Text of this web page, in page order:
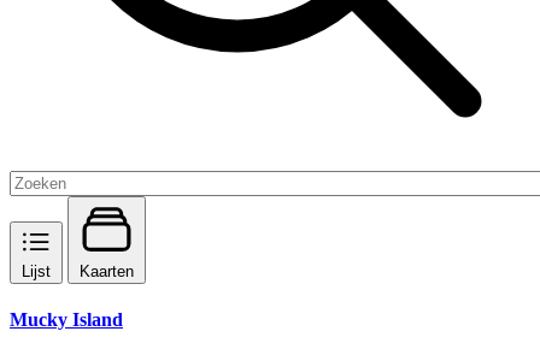
Lijst Kaarten
Mucky Island